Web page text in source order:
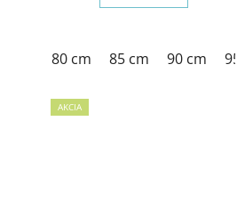
80 cm 85 cm 90 cm 95
AKCIA